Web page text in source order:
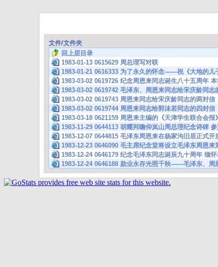
文件/文件夹
回上层目录
1983-01-13 0615629 周总理写对联
1983-01-21 0616333 为了永久的怀念——祝《大地的儿
1983-03-02 0619726 纪念周恩来同志诞生八十五周年
1983-03-02 0619742 毛泽东、周恩来同志给宋庆龄同
1983-03-02 0619743 周恩来同志给宋庆龄同志的两封
1983-03-02 0619744 周恩来同志给郭沫若同志的四封
1983-03-18 0621159 周恩来主编的《天津学生联合会报
1983-11-29 0644113 胡耀邦瞻仰岚山周总理纪念诗碑
1983-12-07 0644815 毛泽东周恩来在杨家沟旧居正式开
1983-12-23 0646090 毛主席纪念堂将设立毛泽东周恩来
1983-12-24 0646179 纪念毛泽东同志诞辰九十周年 缅
1983-12-24 0646188 勋业永存光照千秋——毛泽东、周